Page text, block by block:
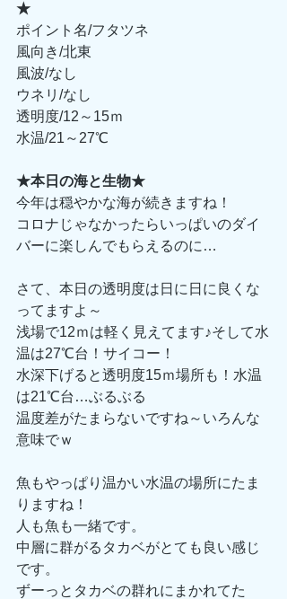
★
ポイント名/フタツネ
風向き/北東
風波/なし
ウネリ/なし
透明度/12～15ｍ
水温/21～27℃
★本日の海と生物★
今年は穏やかな海が続きますね！
コロナじゃなかったらいっぱいのダイ
バーに楽しんでもらえるのに…
さて、本日の透明度は日に日に良くな
ってますよ～
浅場で12ｍは軽く見えてます♪そして水
温は27℃台！サイコー！
水深下げると透明度15ｍ場所も！水温
は21℃台…ぶるぶる
温度差がたまらないですね～いろんな
意味でｗ
魚もやっぱり温かい水温の場所にたま
りますね！
人も魚も一緒です。
中層に群がるタカベがとても良い感じ
です。
ずーっとタカベの群れにまかれてた